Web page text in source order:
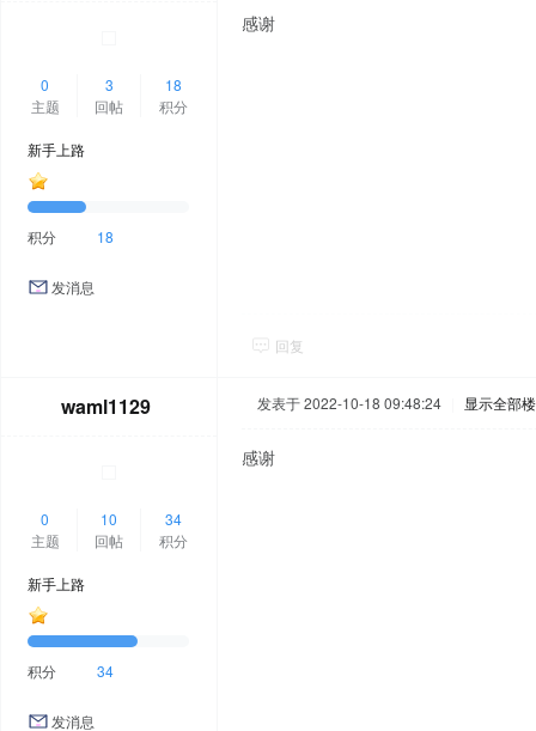
0
主题
3
回帖
18
积分
新手上路
积分 18
发消息
感谢
回复
waml1129
0
主题
10
回帖
34
积分
新手上路
积分 34
发消息
发表于 2022-10-18 09:48:24 显示全部
感谢